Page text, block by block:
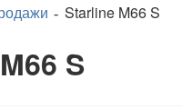
Starline M66 S
S